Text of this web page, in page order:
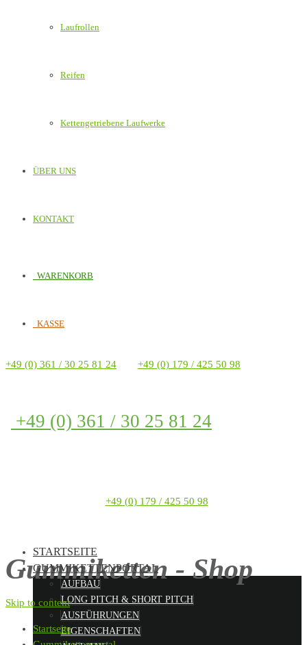
Laufrollen
Reifen
Kettengetriebene Laufwerke
ÜBER UNS
KONTAKT
WARENKORB
KASSE
+49 (0) 361 / 30 25 81 24 +49 (0) 179 / 425 50 98
+49 (0) 361 / 30 25 81 24
+49 (0) 179 / 425 50 98
Gummiketten - Shop
STARTSEITE
GUMMIKETTENPORTAL
AUFBAU
LONG PITCH & SHORT PITCH
AUSFÜHRUNGEN
EIGENSCHAFTEN
Skip to content
Startseite